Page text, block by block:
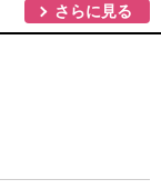
さらに見る